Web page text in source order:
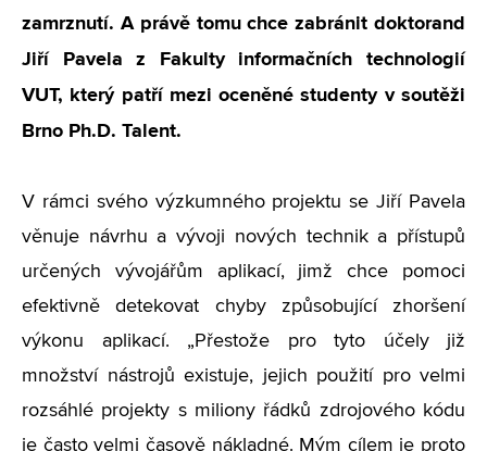
zamrznutí. A právě tomu chce zabránit doktorand
Jiří Pavela z Fakulty informačních technologií
VUT, který patří mezi oceněné studenty v soutěži
Brno Ph.D. Talent.
V rámci svého výzkumného projektu se Jiří Pavela
věnuje návrhu a vývoji nových technik a přístupů
určených vývojářům aplikací, jimž chce pomoci
efektivně detekovat chyby způsobující zhoršení
výkonu aplikací. „Přestože pro tyto účely již
množství nástrojů existuje, jejich použití pro velmi
rozsáhlé projekty s miliony řádků zdrojového kódu
je často velmi časově nákladné. Mým cílem je proto